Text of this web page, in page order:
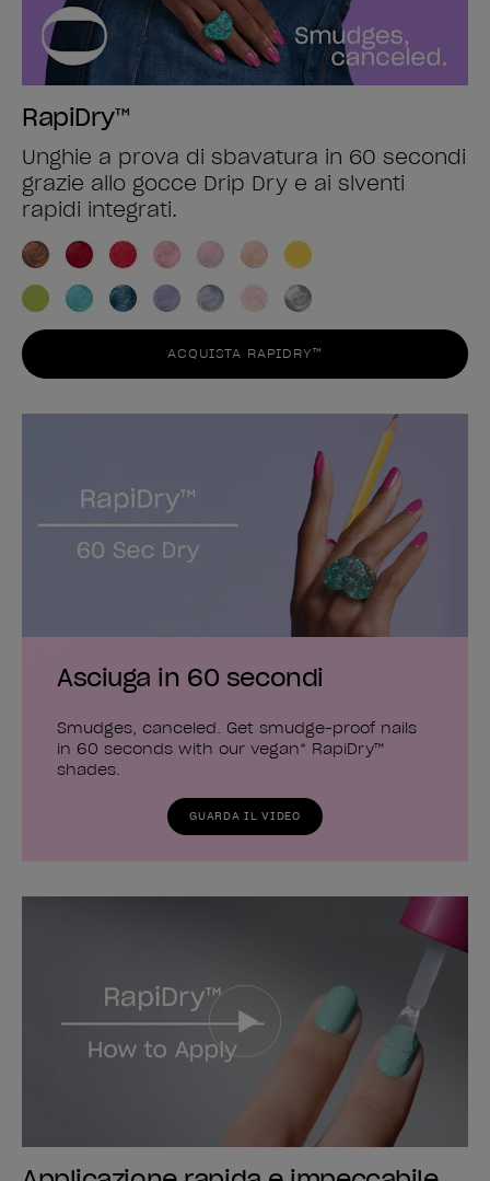
RapiDry™
Unghie a prova di sbavatura in 60 secondi
grazie allo gocce Drip Dry e ai slventi
rapidi integrati.
ACQUISTA RAPIDRY™
Asciuga in 60 secondi
Smudges, canceled. Get smudge-proof nails
in 60 seconds with our vegan* RapiDry™
shades.
GUARDA IL VIDEO